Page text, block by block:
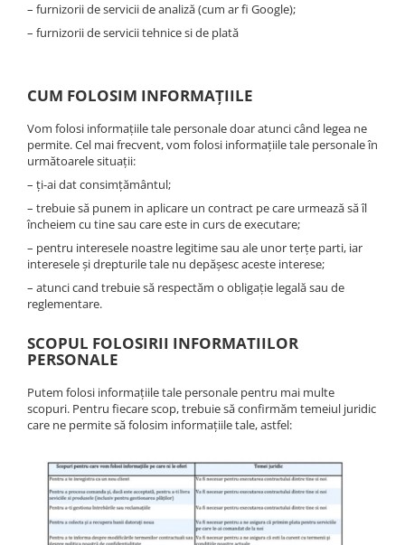
– furnizorii de servicii de analiză (cum ar fi Google);
– furnizorii de servicii tehnice si de plată
CUM FOLOSIM INFORMAȚIILE
Vom folosi informațiile tale personale doar atunci când legea ne
permite. Cel mai frecvent, vom folosi informațiile tale personale în
următoarele situații:
– ți-ai dat consimțământul;
– trebuie să punem in aplicare un contract pe care urmează să îl
încheiem cu tine sau care este in curs de executare;
– pentru interesele noastre legitime sau ale unor terțe parti, iar
interesele și drepturile tale nu depășesc aceste interese;
– atunci cand trebuie să respectăm o obligație legală sau de
reglementare.
SCOPUL FOLOSIRII INFORMATIILOR
PERSONALE
Putem folosi informațiile tale personale pentru mai multe
scopuri. Pentru fiecare scop, trebuie să confirmăm temeiul juridic
care ne permite să folosim informațiile tale, astfel: